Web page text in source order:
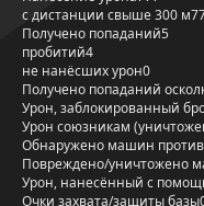
с дистанции свыше 300 м
Получено попаданий5
пробитий4
не нанёсших урон0
Получено попаданий
Урон, заблокированный
Урон союзникам
Обнаружено машин
Повреждено/уничтожено
Урон, нанесённый с
Очки захвата/защиты базы